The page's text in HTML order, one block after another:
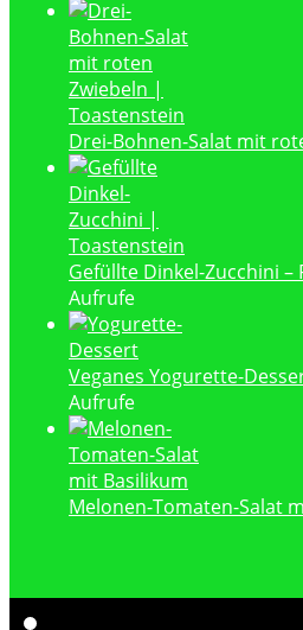
Drei-Bohnen-Salat mit
Gefüllte Dinkel-Zucchini –
Aufrufe
Veganes Yogurette-
Aufrufe
Melonen-Tomaten-Salat